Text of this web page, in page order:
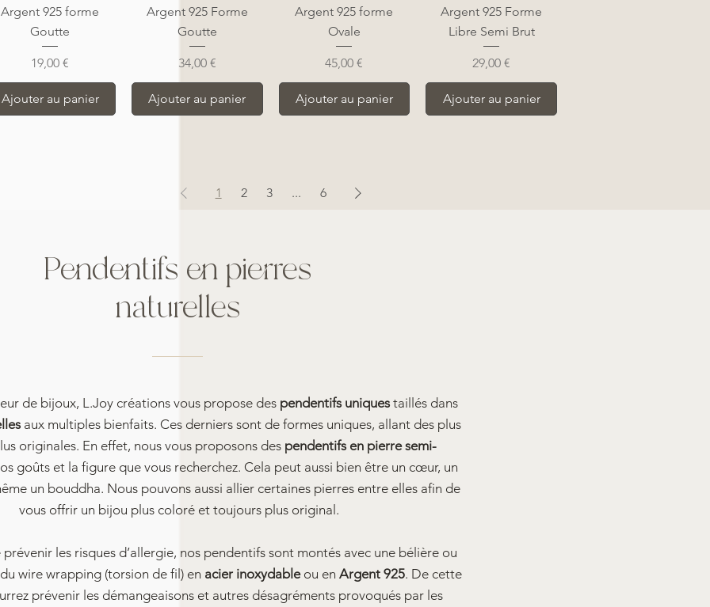
Argent 925 forme
Goutte
Prix
19,00 €
Ajouter au panier
Argent 925 Forme
Goutte
Prix
34,00 €
Ajouter au panier
Argent 925 forme
Ovale
Prix
45,00 €
Ajouter au panier
Argent 925 Forme
Libre Semi Brut
Prix
29,00 €
Ajouter au panier
1 2 3 ... 6
Pendentifs en pierres
naturelles
de bijoux, L.Joy créations vous propose des pendentifs uniques taillés dans
aux multiples bienfaits. Ces derniers sont de formes uniques, allant des plus
originales. En effet, nous vous proposons des pendentifs en pierre semi-
goûts et la figure que vous recherchez. Cela peut aussi bien être un cœur, un
un bouddha. Nous pouvons aussi allier certaines pierres entre elles afin de
vous offrir un bijou plus coloré et toujours plus original.
prévenir les risques d’allergie, nos pendentifs sont montés avec une bélière ou
wire wrapping (torsion de fil) en acier inoxydableou en Argent 925. De cette
prévenir les démangeaisons et autres désagréments provoqués par les